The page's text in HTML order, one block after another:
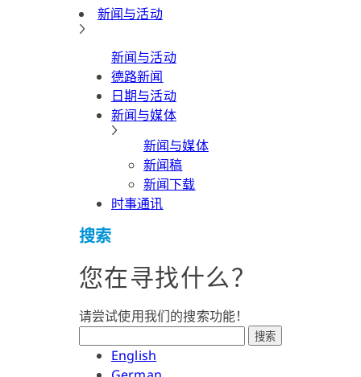
新闻与活动
新闻与活动
德路新闻
日期与活动
新闻与媒体
新闻与媒体
新闻稿
新闻下载
时事通讯
搜索
您在寻找什么？
请尝试使用我们的搜索功能！
搜索
English